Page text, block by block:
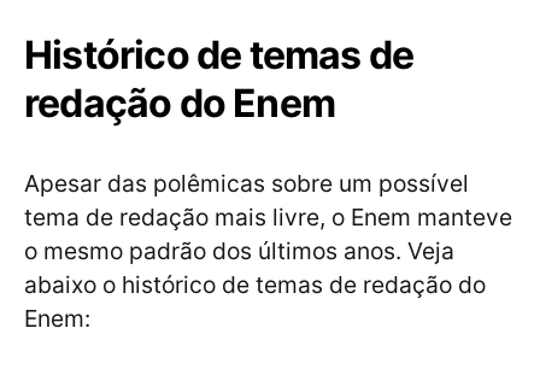
Histórico de temas de
redação do Enem
Apesar das polêmicas sobre um possível
tema de redação mais livre, o Enem manteve
o mesmo padrão dos últimos anos. Veja
abaixo o histórico de temas de redação do
Enem: